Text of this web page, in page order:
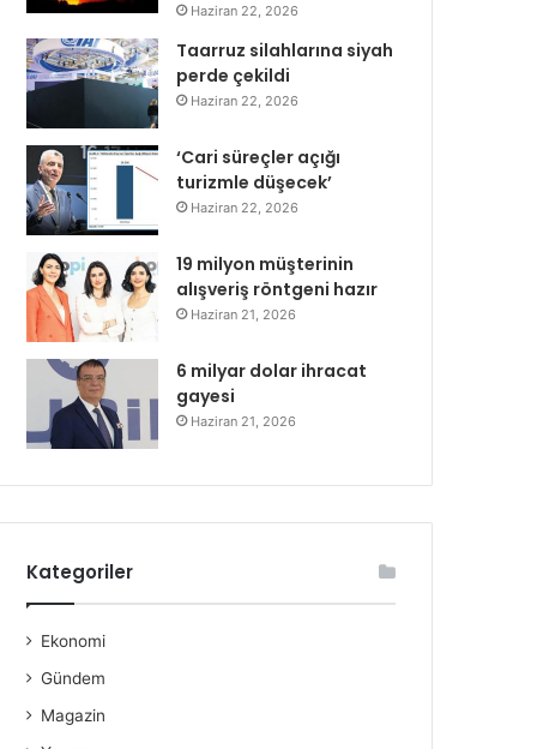
Haziran 22, 2026
Taarruz silahlarına siyah
perde çekildi
Haziran 22, 2026
‘Cari süreçler açığı
turizmle düşecek’
Haziran 22, 2026
19 milyon müşterinin
alışveriş röntgeni hazır
Haziran 21, 2026
6 milyar dolar ihracat
gayesi
Haziran 21, 2026
Kategoriler
Ekonomi
Gündem
Magazin